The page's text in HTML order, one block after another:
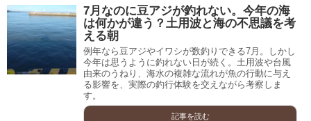
7月なのに豆アジが釣れない。今年の海
は何かが違う？土用波と海の不思議を考
える朝
例年なら豆アジやイワシが数釣りできる7月。しかし
今年は思うように釣れない日が続く。土用波や台風
由来のうねり、海水の複雑な流れが魚の行動に与え
る影響を、実際の釣行体験を交えながら考察しま
す。
記事を読む